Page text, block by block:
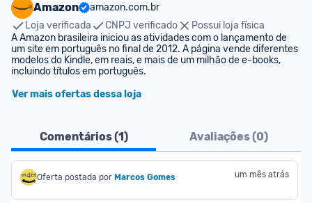
Amazon
amazon.com.br
Loja verificada
CNPJ verificado
Possui loja física
A Amazon brasileira iniciou as atividades com o lançamento de
um site em português no final de 2012. A página vende diferentes
modelos do Kindle, em reais, e mais de um milhão de e-books,
incluindo títulos em português.
Ver mais ofertas dessa loja
Comentários (1) Avaliações (0)
Oferta postada por Marcos Gomes um mês atrás